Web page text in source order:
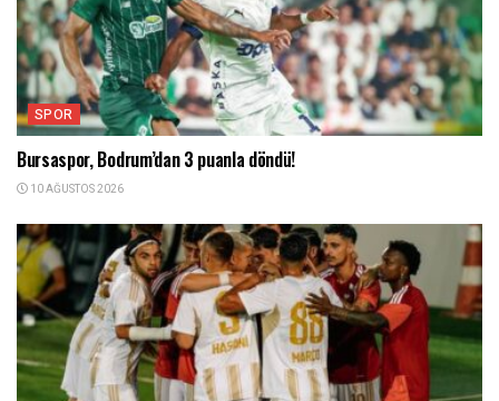
SPOR
Bursaspor, Bodrum’dan 3 puanla döndü!
10 AĞUSTOS 2026